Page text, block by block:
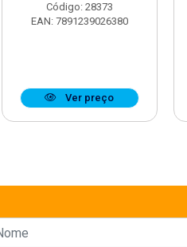
Código: 28373
EAN: 7891239026380
Ver preço